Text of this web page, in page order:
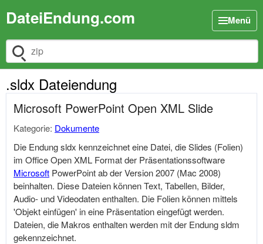
DateiEndung.com Menü
Dateiendung suchen
.sldx Dateiendung
Microsoft PowerPoint Open XML Slide
Kategorie: Dokumente
Die Endung sldx kennzeichnet eine Datei, die Slides (Folien)
im Office Open XML Format der Präsentationssoftware
Microsoft PowerPoint ab der Version 2007 (Mac 2008)
beinhalten. Diese Dateien können Text, Tabellen, Bilder,
Audio- und Videodaten enthalten. Die Folien können mittels
'Objekt einfügen' in eine Präsentation eingefügt werden.
Dateien, die Makros enthalten werden mit der Endung sldm
gekennzeichnet.